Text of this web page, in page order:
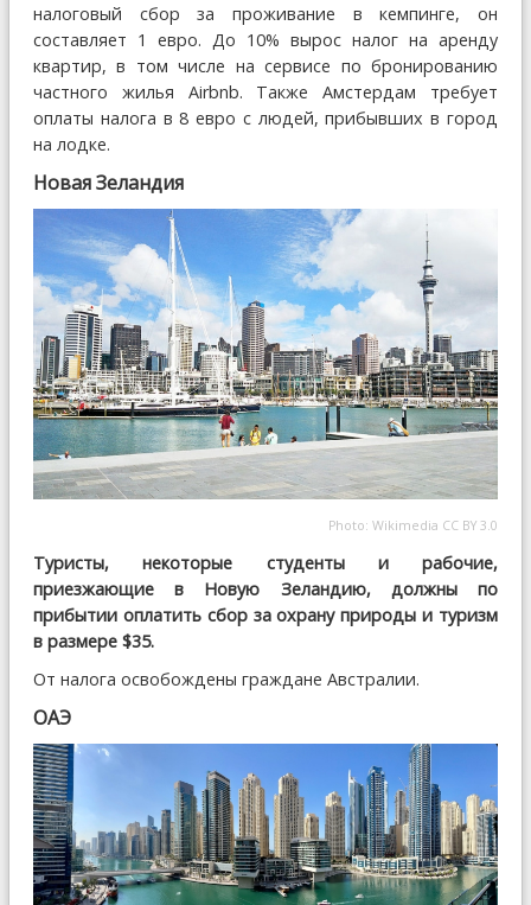
налоговый сбор за проживание в кемпинге, он
составляет 1 евро. До 10% вырос налог на аренду
квартир, в том числе на сервисе по бронированию
частного жилья Airbnb. Также Амстердам требует
оплаты налога в 8 евро с людей, прибывших в город
на лодке.
Новая Зеландия
Photo: Wikimedia CC BY 3.0
Туристы, некоторые студенты и рабочие,
приезжающие в Новую Зеландию, должны по
прибытии оплатить сбор за охрану природы и туризм
в размере $35.
От налога освобождены граждане Австралии.
ОАЭ